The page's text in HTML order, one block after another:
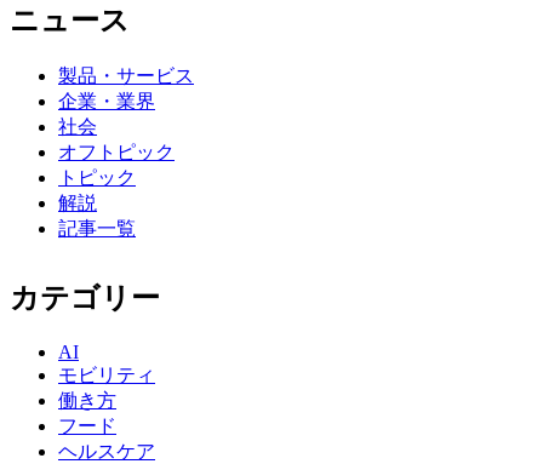
ニュース
製品・サービス
企業・業界
社会
オフトピック
トピック
解説
記事一覧
カテゴリー
AI
モビリティ
働き方
フード
ヘルスケア